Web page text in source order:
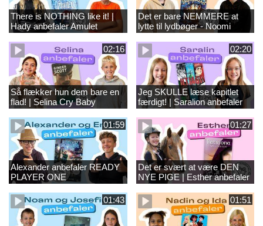
There is NOTHING like it! |
Hady anbefaler Amulet
Det er bare NEMMERE at
lytte til lydbøger - Noomi
anbefaler Duftapoteket
02:16
Så flækker hun dem bare en
flad! | Selina Cry Baby
02:20
Jeg SKULLE læse kapitlet
færdigt! | Saralion anbefaler
Iltjagt
01:59
Alexander anbefaler READY
PLAYER ONE
01:27
Det er svært at være DEN
NYE PIGE | Esther anbefaler
SØLVHESTEN
01:43
01:51